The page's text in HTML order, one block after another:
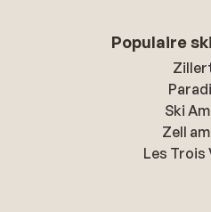
Populaire
Ski
Zell
Les Trois